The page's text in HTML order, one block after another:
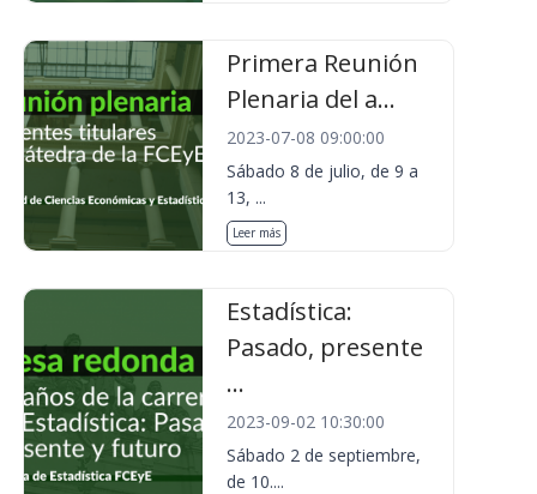
Primera Reunión
Plenaria del a...
2023-07-08 09:00:00
Sábado 8 de julio, de 9 a
13, ...
Leer más
Estadística:
Pasado, presente
...
2023-09-02 10:30:00
Sábado 2 de septiembre,
de 10....